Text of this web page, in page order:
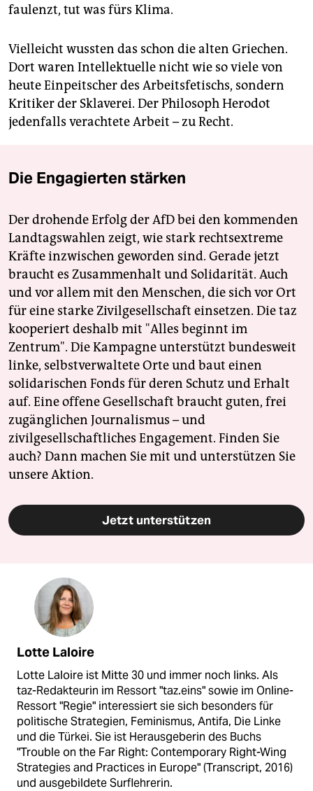
faulenzt, tut was fürs Klima.
Vielleicht wussten das schon die alten Griechen.
Dort waren Intellektuelle nicht wie so viele von
heute Einpeitscher des Arbeitsfetischs, sondern
Kritiker der Sklaverei. Der Philosoph Herodot
jedenfalls verachtete Arbeit – zu Recht.
Die Engagierten stärken
Der drohende Erfolg der AfD bei den kommenden
Landtagswahlen zeigt, wie stark rechtsextreme
Kräfte inzwischen geworden sind. Gerade jetzt
braucht es Zusammenhalt und Solidarität. Auch
und vor allem mit den Menschen, die sich vor Ort
für eine starke Zivilgesellschaft einsetzen. Die taz
kooperiert deshalb mit "Alles beginnt im
Zentrum". Die Kampagne unterstützt bundesweit
linke, selbstverwaltete Orte und baut einen
solidarischen Fonds für deren Schutz und Erhalt
auf. Eine offene Gesellschaft braucht guten, frei
zugänglichen Journalismus – und
zivilgesellschaftliches Engagement. Finden Sie
auch? Dann machen Sie mit und unterstützen Sie
unsere Aktion.
Jetzt unterstützen
Lotte Laloire
Lotte Laloire ist Mitte 30 und immer noch links. Als
taz-Redakteurin im Ressort "taz.eins" sowie im Online-
Ressort "Regie" interessiert sie sich besonders für
politische Strategien, Feminismus, Antifa, Die Linke
und die Türkei. Sie ist Herausgeberin des Buchs
"Trouble on the Far Right: Contemporary Right-Wing
Strategies and Practices in Europe" (Transcript, 2016)
und ausgebildete Surflehrerin.